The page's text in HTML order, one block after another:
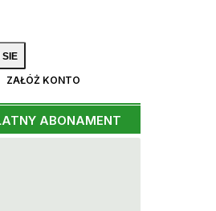
ZAŁÓŻ KONTO
ABONAMENT